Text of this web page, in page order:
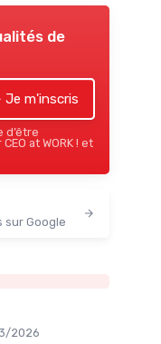
de
m'inscris
d’être
at WORK ! et
Google
2026